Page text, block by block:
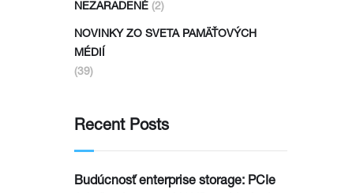
NEZARADENÉ (2)
NOVINKY ZO SVETA PAMÄŤOVÝCH
MÉDIÍ
(39)
Recent Posts
Budúcnosť enterprise storage: PCIe